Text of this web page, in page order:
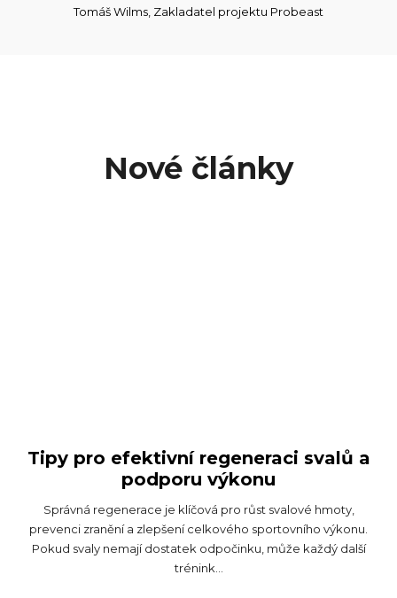
Tomáš Wilms, Zakladatel projektu Probeast
Nové články
Tipy pro efektivní regeneraci svalů a
podporu výkonu
Správná regenerace je klíčová pro růst svalové hmoty,
prevenci zranění a zlepšení celkového sportovního výkonu.
Pokud svaly nemají dostatek odpočinku, může každý další
trénink...